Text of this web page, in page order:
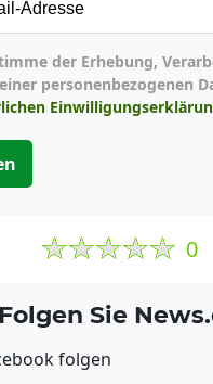
personenbezogenen
0
Folgen Sie
folgen